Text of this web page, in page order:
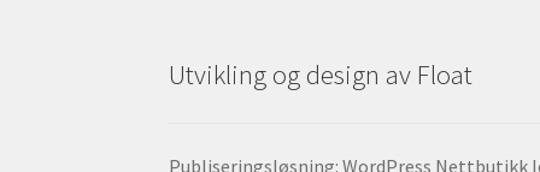
Utvikling og design av Float
Publiseringsløsning: WordPress Nettbutikk